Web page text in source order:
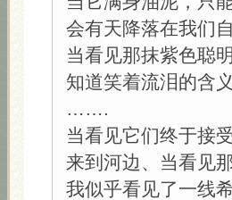
会有天降落在我们
当看见那抹紫色聪
知道笑着流泪的含义
…….
当看见它们终于接
来到河边、当看见
我似乎看见了一线